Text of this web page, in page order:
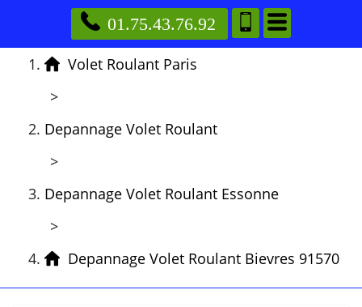
01.75.43.76.92
Volet Roulant Paris
>
Depannage Volet Roulant
>
Depannage Volet Roulant Essonne
>
Depannage Volet Roulant Bievres 91570